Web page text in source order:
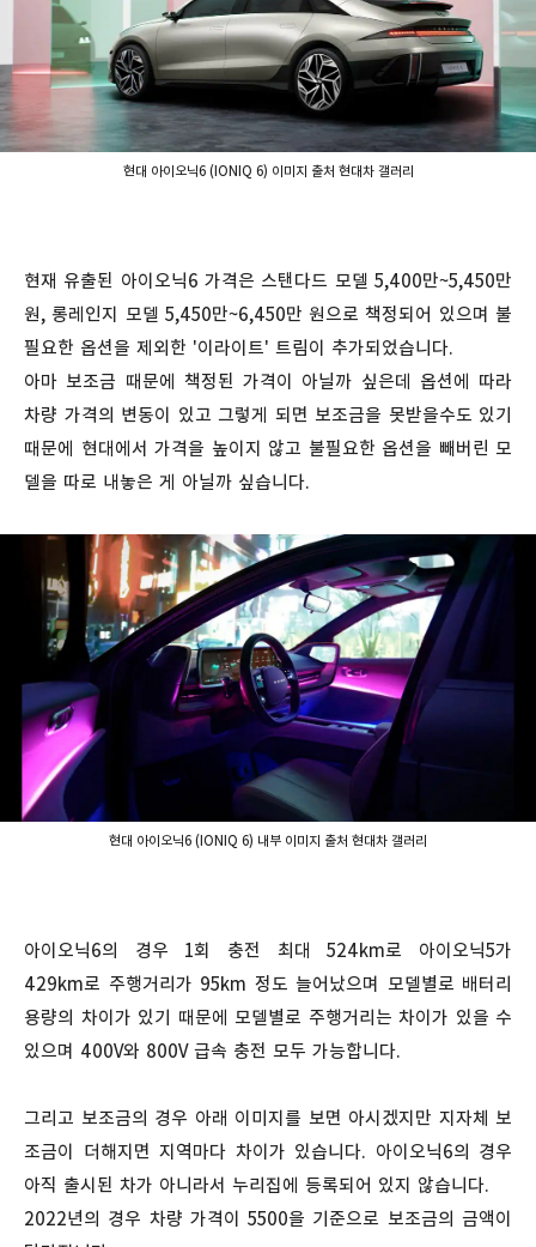
현대 아이오닉6 (IONIQ 6) 이미지 출처 현대차 갤러리
현재 유출된 아이오닉6 가격은 스탠다드 모델 5,400만~5,450만
원, 롱레인지 모델 5,450만~6,450만 원으로 책정되어 있으며 불
필요한 옵션을 제외한 '이라이트' 트림이 추가되었습니다.
아마 보조금 때문에 책정된 가격이 아닐까 싶은데 옵션에 따라
차량 가격의 변동이 있고 그렇게 되면 보조금을 못받을수도 있기
때문에 현대에서 가격을 높이지 않고 불필요한 옵션을 빼버린 모
델을 따로 내놓은 게 아닐까 싶습니다.
현대 아이오닉6 (IONIQ 6) 내부 이미지 출처 현대차 갤러리
아이오닉6의 경우 1회 충전 최대 524km로 아이오닉5가
429km로 주행거리가 95km 정도 늘어났으며 모델별로 배터리
용량의 차이가 있기 때문에 모델별로 주행거리는 차이가 있을 수
있으며 400V와 800V 급속 충전 모두 가능합니다.
그리고 보조금의 경우 아래 이미지를 보면 아시겠지만 지자체 보
조금이 더해지면 지역마다 차이가 있습니다. 아이오닉6의 경우
아직 출시된 차가 아니라서 누리집에 등록되어 있지 않습니다.
2022년의 경우 차량 가격이 5500을 기준으로 보조금의 금액이